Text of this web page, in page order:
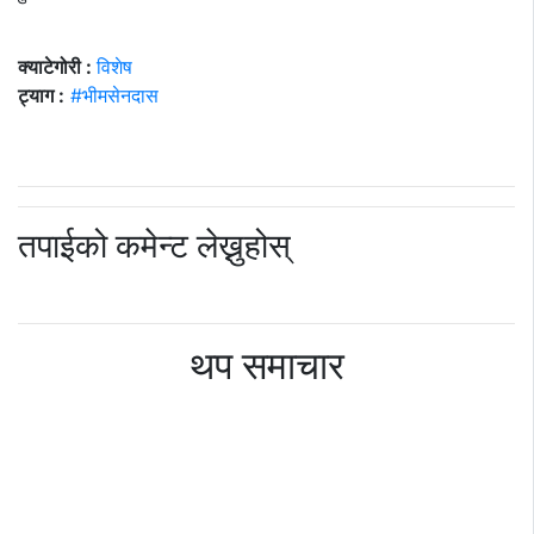
क्याटेगोरी :विशेष
ट्याग : #भीमसेनदास
तपाईको कमेन्ट लेख्नुहोस्
थप समाचार